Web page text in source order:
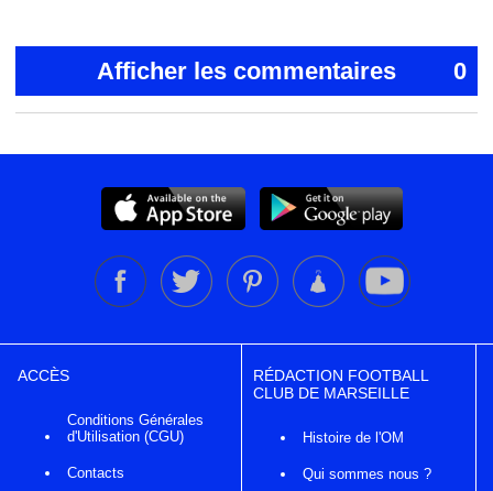
Afficher les commentaires 0
ACCÈS
Conditions Générales
d'Utilisation (CGU)
Contacts
RÉDACTION FOOTBALL
CLUB DE MARSEILLE
Histoire de l'OM
Qui sommes nous ?